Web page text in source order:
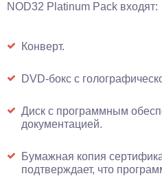
NOD32 Platinum Pack входят:
Конверт.
DVD-бокс с
Диск с программным
документацией.
Бумажная копия
подтверждает, что